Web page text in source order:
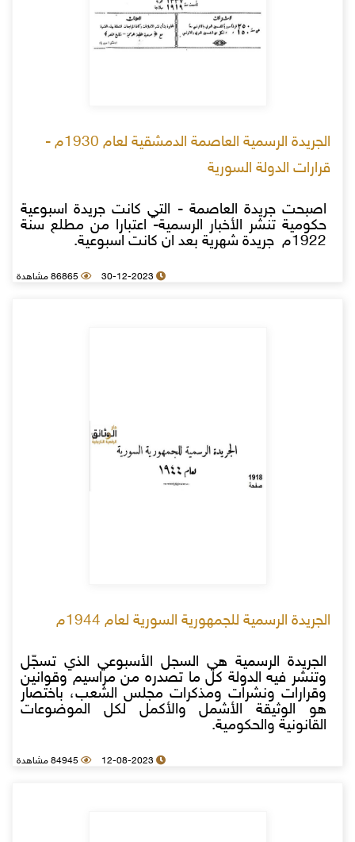
الجريدة الرسمية العاصمة الدمشقية لعام 1930م -
قرارات الدولة السورية
اصبحت جريدة العاصمة - التي كانت جريدة اسبوعية
حكومية تنشر الأخبار الرسمية- اعتبارا من مطلع سنة
1922م جريدة شهرية بعد ان كانت اسبوعية.
30-12-2023 86865 مشاهدة
الجريدة الرسمية للجمهورية السورية لعام 1944م
الجريدة الرسمية هي السجل الأسبوعي الذي تسجّل
وتنشر فيه الدولة كل ما تصدره من مراسيم وقوانين
وقرارات ونشرات ومذكرات مجلس الشعب، باختصار
هو الوثيقة الأشمل والأكمل لكل الموضوعات
القانونية والحكومية.
12-08-2023 84945 مشاهدة